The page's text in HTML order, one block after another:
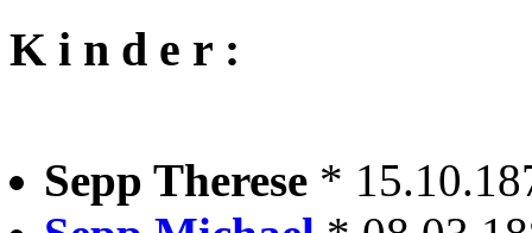
K i n d e r :
Sepp Therese *